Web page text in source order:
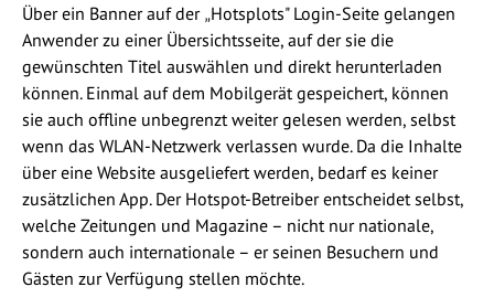
Über ein Banner auf der „Hotsplots" Login-Seite gelangen
Anwender zu einer Übersichtsseite, auf der sie die
gewünschten Titel auswählen und direkt herunterladen
können. Einmal auf dem Mobilgerät gespeichert, können
sie auch offline unbegrenzt weiter gelesen werden, selbst
wenn das WLAN-Netzwerk verlassen wurde. Da die Inhalte
über eine Website ausgeliefert werden, bedarf es keiner
zusätzlichen App. Der Hotspot-Betreiber entscheidet selbst,
welche Zeitungen und Magazine – nicht nur nationale,
sondern auch internationale – er seinen Besuchern und
Gästen zur Verfügung stellen möchte.